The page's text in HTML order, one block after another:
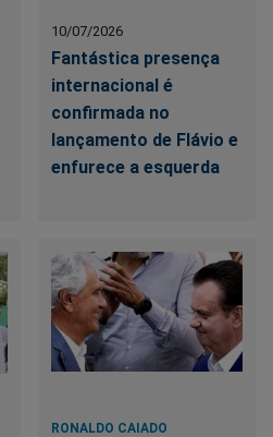
10/07/2026
Fantástica presença
internacional é
confirmada no
lançamento de Flávio e
enfurece a esquerda
RONALDO CAIADO